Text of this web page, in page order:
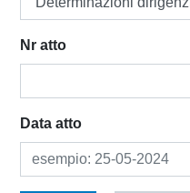
​Nr atto
Data atto